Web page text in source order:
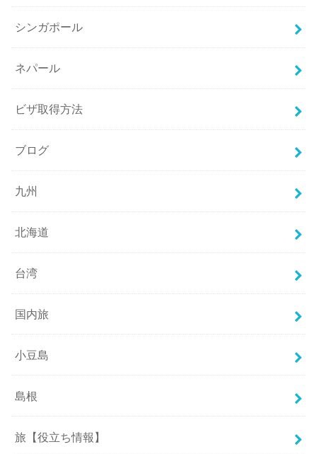
シンガポール
ネパール
ビザ取得方法
ブログ
九州
北海道
台湾
国内旅
小豆島
島根
旅【役立ち情報】